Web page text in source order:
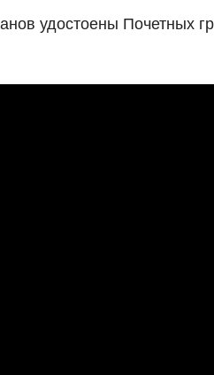
удостоены Почетных